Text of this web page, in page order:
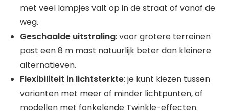
met veel lampjes valt op in de straat of vanaf de
weg.
Geschaalde uitstraling: voor grotere terreinen
past een 8 m mast natuurlijk beter dan kleinere
alternatieven.
Flexibiliteit in lichtsterkte: je kunt kiezen tussen
varianten met meer of minder lichtpunten, of
modellen met fonkelende Twinkle-effecten.